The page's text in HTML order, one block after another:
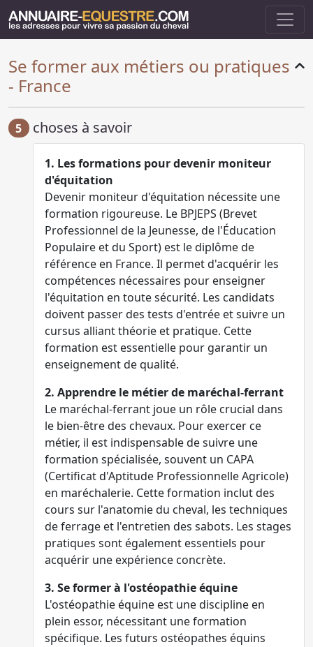
Se former aux métiers ou pratiques
- France
5 choses à savoir
1. Les formations pour devenir moniteur
d'équitation
Devenir moniteur d'équitation nécessite une
formation rigoureuse. Le BPJEPS (Brevet
Professionnel de la Jeunesse, de l'Éducation
Populaire et du Sport) est le diplôme de
référence en France. Il permet d'acquérir les
compétences nécessaires pour enseigner
l'équitation en toute sécurité. Les candidats
doivent passer des tests d'entrée et suivre un
cursus alliant théorie et pratique. Cette
formation est essentielle pour garantir un
enseignement de qualité.
2. Apprendre le métier de maréchal-ferrant
Le maréchal-ferrant joue un rôle crucial dans
le bien-être des chevaux. Pour exercer ce
métier, il est indispensable de suivre une
formation spécialisée, souvent un CAPA
(Certificat d'Aptitude Professionnelle Agricole)
en maréchalerie. Cette formation inclut des
cours sur l'anatomie du cheval, les techniques
de ferrage et l'entretien des sabots. Les stages
pratiques sont également essentiels pour
acquérir une expérience concrète.
3. Se former à l'ostéopathie équine
L'ostéopathie équine est une discipline en
plein essor, nécessitant une formation
spécifique. Les futurs ostéopathes équins